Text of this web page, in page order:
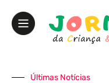
Últimas Notícias